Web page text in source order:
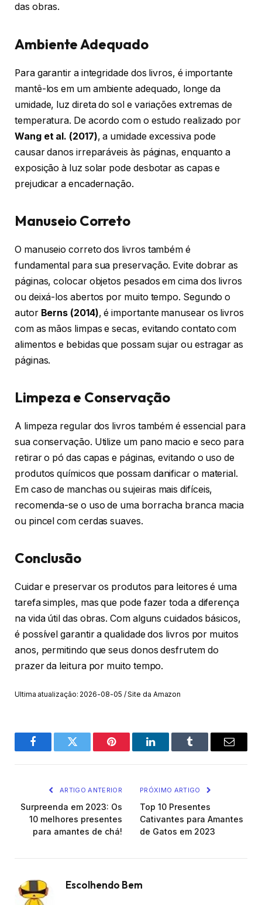
das obras.
Ambiente Adequado
Para garantir a integridade dos livros, é importante
mantê-los em um ambiente adequado, longe da
umidade, luz direta do sol e variações extremas de
temperatura. De acordo com o estudo realizado por
Wang et al. (2017), a umidade excessiva pode
causar danos irreparáveis às páginas, enquanto a
exposição à luz solar pode desbotar as capas e
prejudicar a encadernação.
Manuseio Correto
O manuseio correto dos livros também é
fundamental para sua preservação. Evite dobrar as
páginas, colocar objetos pesados em cima dos livros
ou deixá-los abertos por muito tempo. Segundo o
autor Berns (2014), é importante manusear os livros
com as mãos limpas e secas, evitando contato com
alimentos e bebidas que possam sujar ou estragar as
páginas.
Limpeza e Conservação
A limpeza regular dos livros também é essencial para
sua conservação. Utilize um pano macio e seco para
retirar o pó das capas e páginas, evitando o uso de
produtos químicos que possam danificar o material.
Em caso de manchas ou sujeiras mais difíceis,
recomenda-se o uso de uma borracha branca macia
ou pincel com cerdas suaves.
Conclusão
Cuidar e preservar os produtos para leitores é uma
tarefa simples, mas que pode fazer toda a diferença
na vida útil das obras. Com alguns cuidados básicos,
é possível garantir a qualidade dos livros por muitos
anos, permitindo que seus donos desfrutem do
prazer da leitura por muito tempo.
Ultima atualização: 2026-08-05 / Site da Amazon
FacebookTwitter Pinterest O
Tumblr
E-
ARTIGO ANTERIOR
Surpreenda em 2023: Os
10 melhores presentes
para amantes de chá!
PRÓXIMO ARTIGO
Top 10 Presentes
Cativantes para Amantes
de Gatos em 2023
Escolhendo Bem